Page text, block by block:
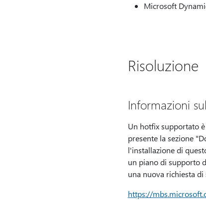
Microsoft
Risoluzione
Informazioni
Un hotfix supportato
presente la sezione
l'installazione di
un piano di supporto
una nuova richiesta
https://